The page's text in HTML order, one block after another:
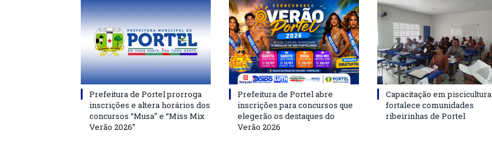
Prefeitura de Portel prorroga
inscrições e altera horários dos
concursos “Musa” e “Miss Mix
Verão 2026”
Prefeitura de Portel abre
inscrições para concursos que
elegerão os destaques do
Verão 2026
Capacitação em piscicultura
fortalece comunidades
ribeirinhas de Portel